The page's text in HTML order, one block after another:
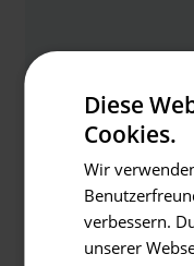
Hotel oder Ziel
Prinsotel Alba
Einschecken/
07.08.2026 -
Diese
Cookies.
Wir
verbessern.
unserer